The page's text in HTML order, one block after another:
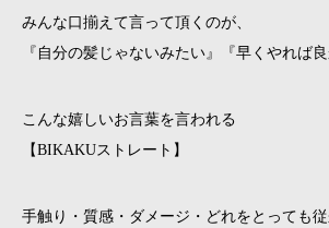
みんな口揃えて言って頂くのが、
『自分の髪じゃないみたい』『早くやれば良
こんな嬉しいお言葉を言われる
【BIKAKUストレート】
手触り・質感・ダメージ・どれをとっても